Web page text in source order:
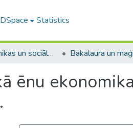
Statistics
A -- Ekonomikas un sociālo zinātņu fakultāte / Faculty of Economics and Social Sciences
ēnu